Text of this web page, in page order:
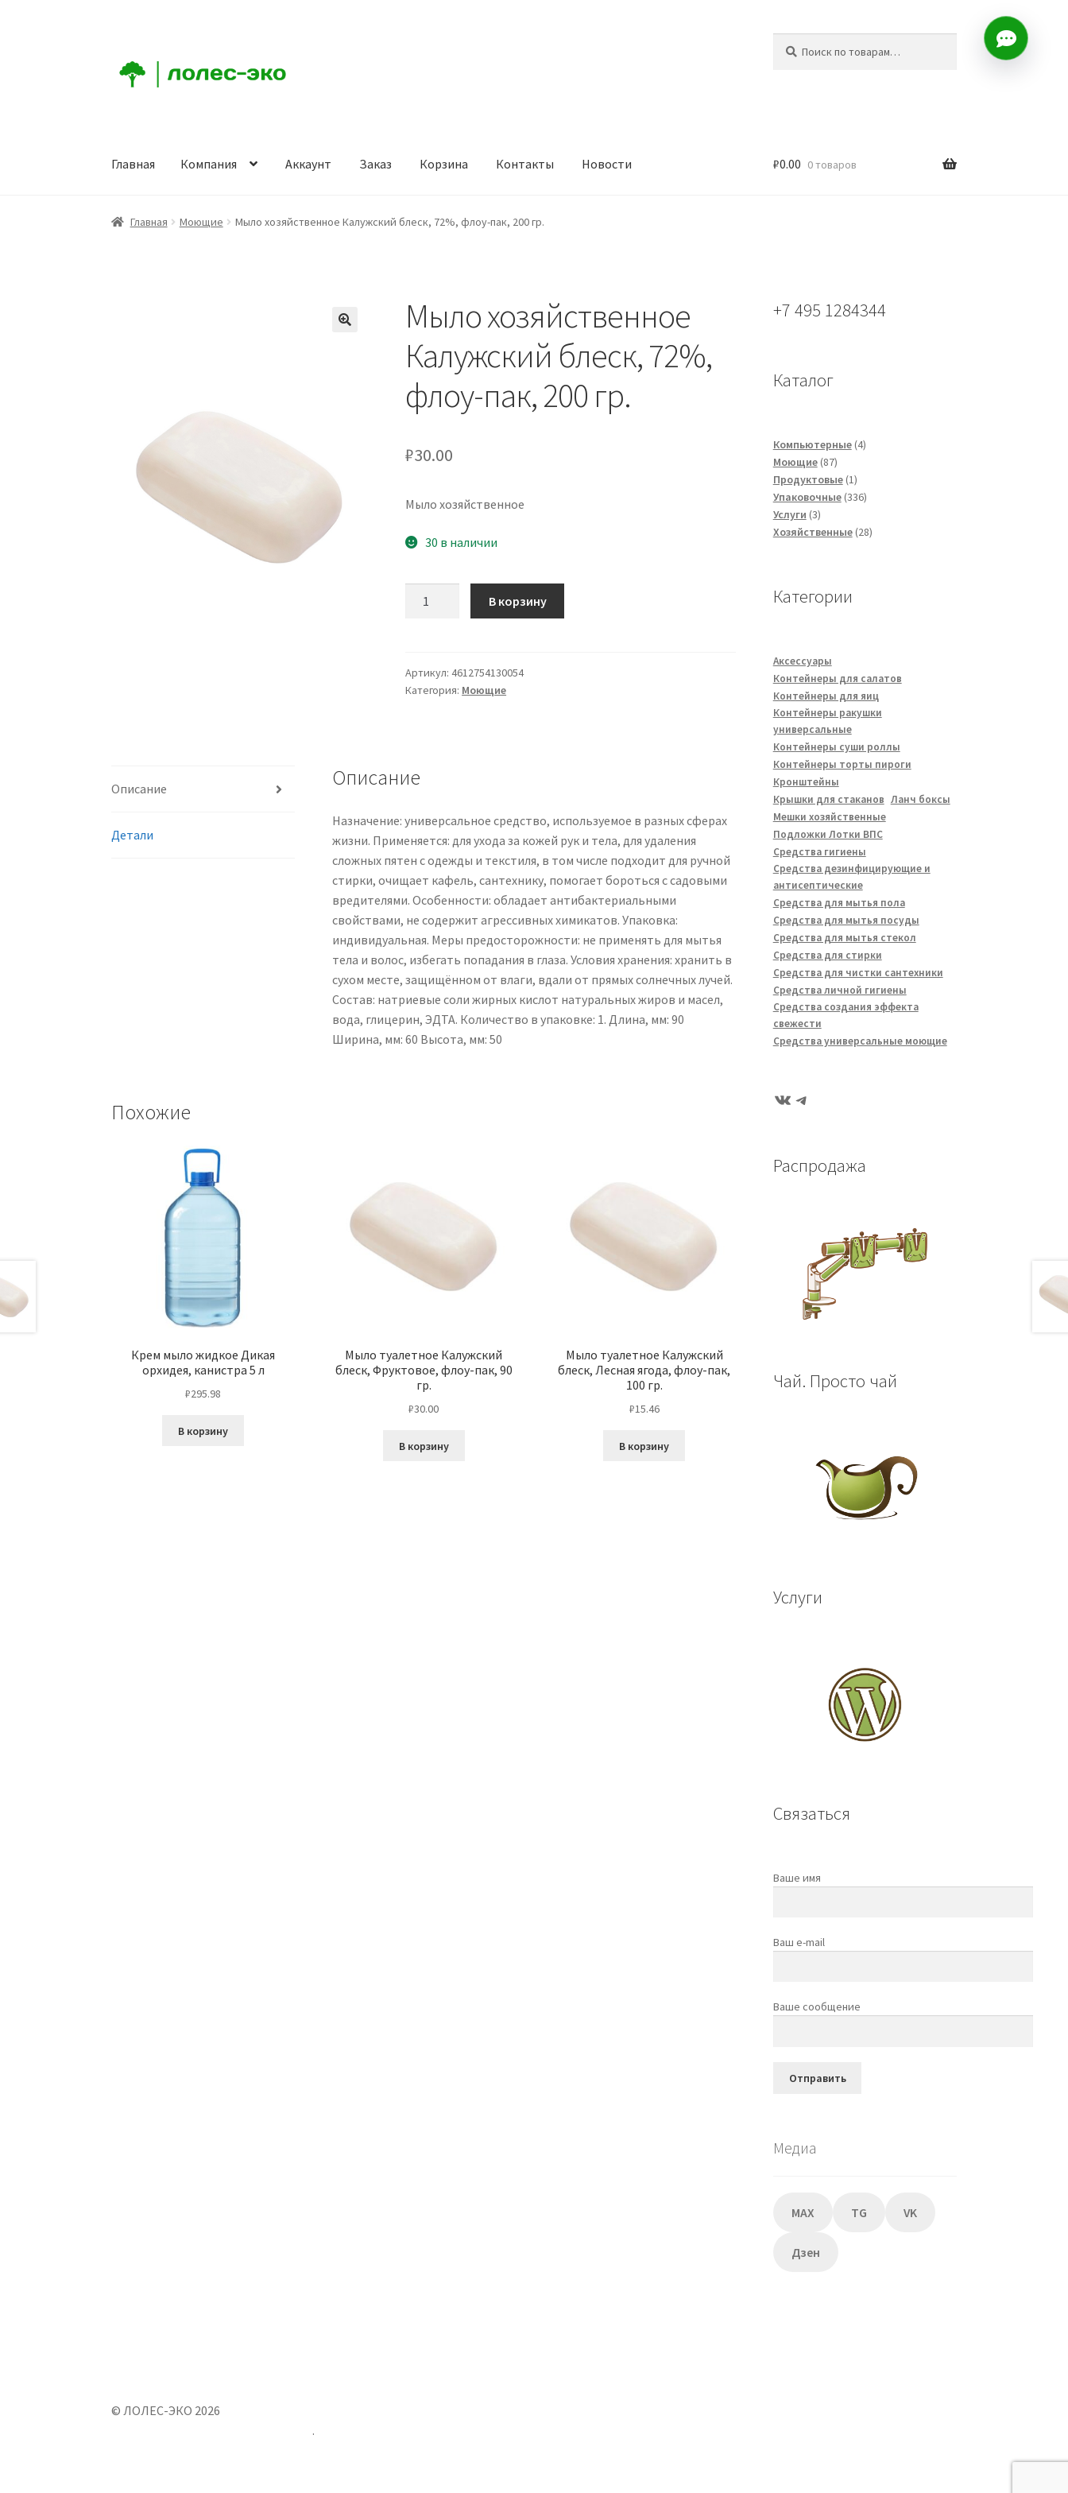
навигации
содержимому
Главная Компания Аккаунт Заказ Корзина Контакты Новости
Главная Компания Аккаунт Заказ Корзина Контакты Новости
₽0.00 0 товаров
Главная Моющие Мыло хозяйственное Калужский блеск, 72%, флоу-пак, 200 гр.
Мыло хозяйственное
Калужский блеск, 72%,
флоу-пак, 200 гр.
₽30.00
Мыло хозяйственное
30 в наличии
Калужский
блеск,
200
В корзину
Артикул:4612754130054
Категория: Моющие
Описание
Детали
Описание
Назначение: универсальное средство, используемое в разных сферах
жизни. Применяется: для ухода за кожей рук и тела, для удаления
сложных пятен с одежды и текстиля, в том числе подходит для ручной
стирки, очищает кафель, сантехнику, помогает бороться с садовыми
вредителями. Особенности: обладает антибактериальными
свойствами, не содержит агрессивных химикатов. Упаковка:
индивидуальная. Меры предосторожности: не применять для мытья
тела и волос, избегать попадания в глаза. Условия хранения: хранить в
сухом месте, защищённом от влаги, вдали от прямых солнечных лучей.
Состав: натриевые соли жирных кислот натуральных жиров и масел,
вода, глицерин, ЭДТА. Количество в упаковке: 1. Длина, мм: 90
Ширина, мм: 60 Высота, мм: 50
Похожие
Крем мыло жидкое Дикая
орхидея, канистра 5 л
₽295.98
В корзину
Мыло туалетное Калужский
блеск, Фруктовое, флоу-пак, 90
гр.
₽30.00
В корзину
Мыло туалетное Калужский
блеск, Лесная ягода, флоу-пак,
100 гр.
₽15.46
В корзину
+7 495 1284344
Каталог
Компьютерные 44
Моющие 8787
товаров
Продуктовые 11
товар
Упаковочные 336336
Услуги 33
товара
Хозяйственные 2828
Категории
Аксессуары
Контейнеры для салатов
Контейнеры для яиц
Контейнеры ракушки
универсальные
Контейнеры суши роллы
Контейнеры торты пироги
Кронштейны
Крышки для стаканов Ланч боксы
Мешки хозяйственные
Подложки Лотки ВПС
Средства гигиены
Средства дезинфицирующие и
антисептические
Средства для мытья пола
Средства для мытья посуды
Средства для мытья стекол
Средства для стирки
Средства для чистки сантехники
Средства личной гигиены
Средства создания эффекта
свежести
Средства универсальные моющие
ВКонтакте
Telegram
Распродажа
Чай. Просто чай
Услуги
Связаться
Ваше имя
Ваш e-mail
Ваше сообщение
Медиа
MAX TG VK
Дзен
© ЛОЛЕС-ЭКО 2026
.